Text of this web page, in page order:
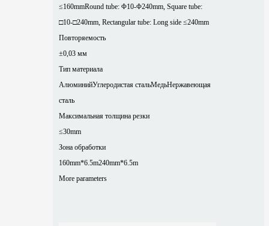
≤160mmRound tube: Φ10-Φ240mm, Square tube:
□10-□240mm, Rectangular tube: Long side ≤240mm
Повторяемость
±0,03 мм
Тип материала
АлюминийУглеродистая стальМедьНержавеющая
сталь
Максимальная толщина резки
≤30mm
Зона обработки
160mm*6.5m240mm*6.5m
More parameters